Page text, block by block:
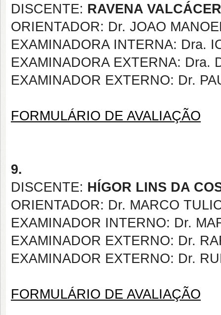
DISCENTE: RAVENA
ORIENTADOR: Dr. JOAO
EXAMINADORA INTERNA: Dra.
EXAMINADORA EXTERNA: Dra.
EXAMINADOR EXTERNO: Dr.
FORMULÁRIO DE AVALIAÇÃO
9.
DISCENTE: HÍGOR LINS DA
ORIENTADOR: Dr. MARCO
EXAMINADOR INTERNO: Dr.
EXAMINADOR EXTERNO: Dr.
EXAMINADOR EXTERNO: Dr.
FORMULÁRIO DE AVALIAÇÃO